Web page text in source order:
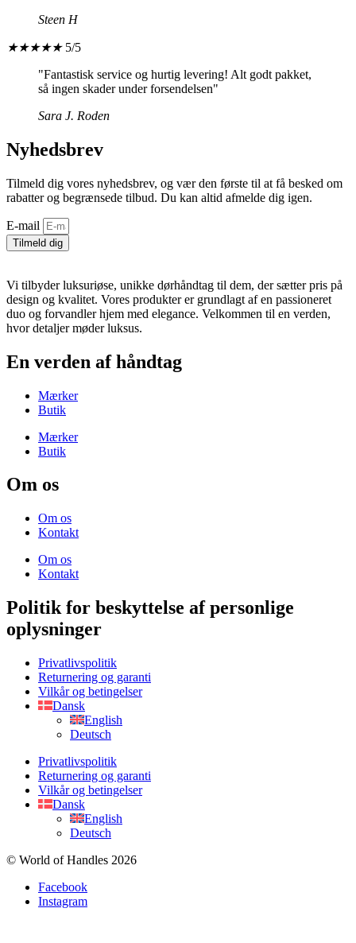
Steen H
★★★★★ 5/5
"Fantastisk service og hurtig levering! Alt godt pakket,
så ingen skader under forsendelsen"
Sara J. Roden
Nyhedsbrev
Tilmeld dig vores nyhedsbrev, og vær den første til at få besked om
rabatter og begrænsede tilbud. Du kan altid afmelde dig igen.
E-mail
Tilmeld dig
Vi tilbyder luksuriøse, unikke dørhåndtag til dem, der sætter pris på
design og kvalitet. Vores produkter er grundlagt af en passioneret
duo og forvandler hjem med elegance. Velkommen til en verden,
hvor detaljer møder luksus.
En verden af håndtag
Mærker
Butik
Mærker
Butik
Om os
Om os
Kontakt
Om os
Kontakt
Politik for beskyttelse af personlige
oplysninger
Privatlivspolitik
Returnering og garanti
Vilkår og betingelser
Dansk
English
Deutsch
Privatlivspolitik
Returnering og garanti
Vilkår og betingelser
Dansk
English
Deutsch
© World of Handles 2026
Facebook
Instagram